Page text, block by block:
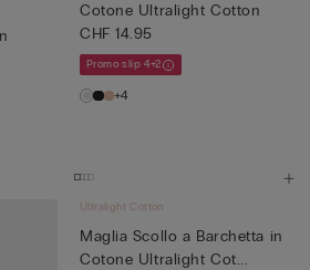
Cotone Ultralight Cotton
CHF 14.95
Promo slip 4+2
+4
Ultralight Cotton
Maglia Scollo a Barchetta in
Cotone Ultralight Cot...